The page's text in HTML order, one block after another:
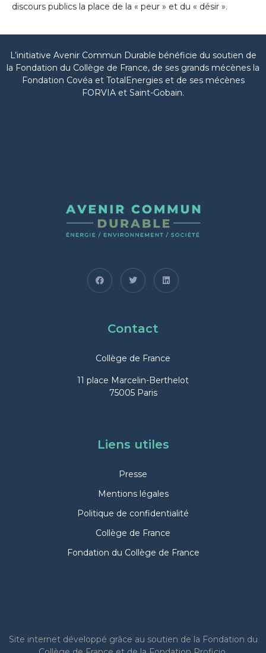
discours publics la place de la « peur » et du « désir ».
L’initiative Avenir Commun Durable bénéficie du soutien de
la Fondation du Collège de France, de ses grands mécènes la
Fondation Covéa et TotalEnergies et de ses mécènes
FORVIA et Saint-Gobain.
Contact
Collège de France
11 place Marcelin-Berthelot
75005 Paris
Liens utiles
Presse
Mentions légales
Politique de confidentialité
Collège de France
Fondation du Collège de France
Site internetdéveloppé grâce au soutien de la Fondation du